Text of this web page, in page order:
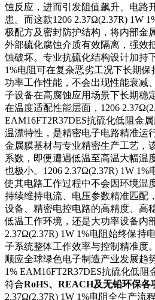
蚀反应，进而引发阻值飙升、电路
患。而这款1206 2.37Ω(2.37R) 1W
极配方及密封防护结构，将内部金
外部硫化腐蚀介质有效隔离，强效
蚀破坏。专业抗硫化结构设计加持
1%电阻可在复杂恶劣工况下长期
功率工作性能，不会出现性能衰减
子设备在高腐蚀应用场景下长期稳
在温度适配性能层面，1206
EAM16FT2R37DES抗硫化低阻金
温漂特性，是精密电子电路精准运
金属膜基材与专业精密生产工艺，
系数，即便遭遇低温至高温大幅温
也极小。1206 2.37Ω(2.37R) 1W 1%
使其电路工作过程中不会因环境温
持续维持电流、电压参数精准匹配
设备、精密电控电路的高精度、高
低温工作环境，还是大功率设备内
2.37Ω(2.37R) 1W 1%电阻始终保持
子系统整体工作效率与控制精准度。
顺应全球绿色电子制造产业发展趋
1% EAM16FT2R37DES抗硫化低
符合RoHS、REACH及无铅环保各
2.37Ω(2.37R) 1W 1%电阻全生产流